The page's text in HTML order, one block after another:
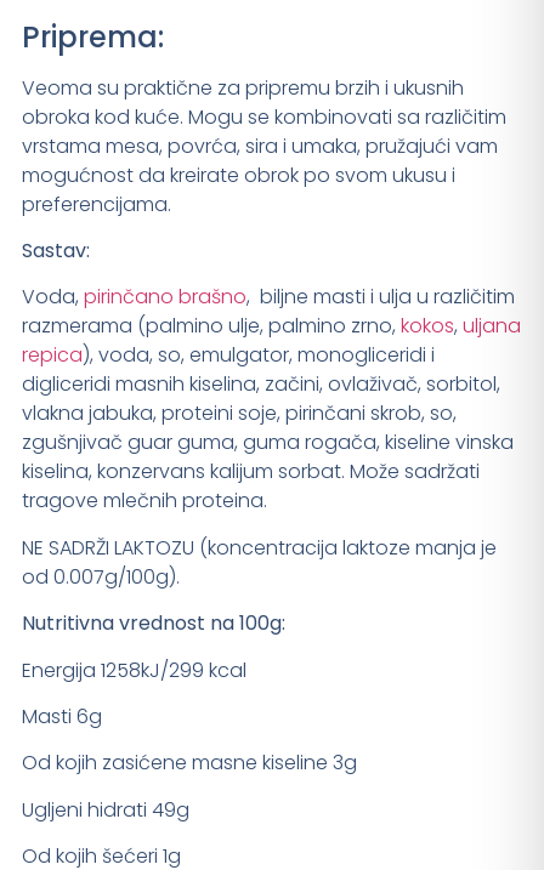
Priprema:
Veoma su praktične za pripremu brzih i ukusnih
obroka kod kuće. Mogu se kombinovati sa različitim
vrstama mesa, povrća, sira i umaka, pružajući vam
mogućnost da kreirate obrok po svom ukusu i
preferencijama.
Sastav:
Voda, pirinčano brašno, biljne masti i ulja u različitim
razmerama (palmino ulje, palmino zrno, kokos, uljana
repica), voda, so, emulgator, monogliceridi i
digliceridi masnih kiselina, začini, ovlaživač, sorbitol,
vlakna jabuka, proteini soje, pirinčani skrob, so,
zgušnjivač guar guma, guma rogača, kiseline vinska
kiselina, konzervans kalijum sorbat. Može sadržati
tragove mlečnih proteina.
NE SADRŽI LAKTOZU (koncentracija laktoze manja je
od 0.007g/100g).
Nutritivna vrednost na 100g:
Energija 1258kJ/299 kcal
Masti 6g
Od kojih zasićene masne kiseline 3g
Ugljeni hidrati 49g
Od kojih šećeri 1g